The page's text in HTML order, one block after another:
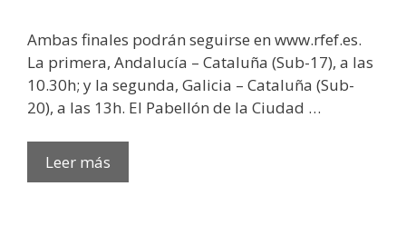
Ambas finales podrán seguirse en www.rfef.es.
La primera, Andalucía – Cataluña (Sub-17), a las
10.30h; y la segunda, Galicia – Cataluña (Sub-
20), a las 13h. El Pabellón de la Ciudad …
Leer más